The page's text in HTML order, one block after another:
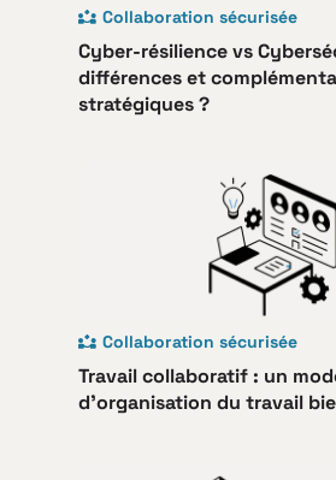
Collaboration sécurisée
Cyber-résilience vs
différences et
stratégiques ?
Collaboration sécurisée
Travail collaboratif : un
d’organisation du travail